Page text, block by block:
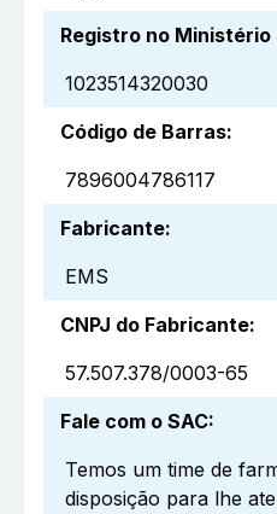
Registro no Ministério
1023514320030
Código de Barras:
7896004786117
Fabricante:
EMS
CNPJ do Fabricante:
57.507.378/0003-65
Fale com o SAC:
Temos um time de
disposição para lhe